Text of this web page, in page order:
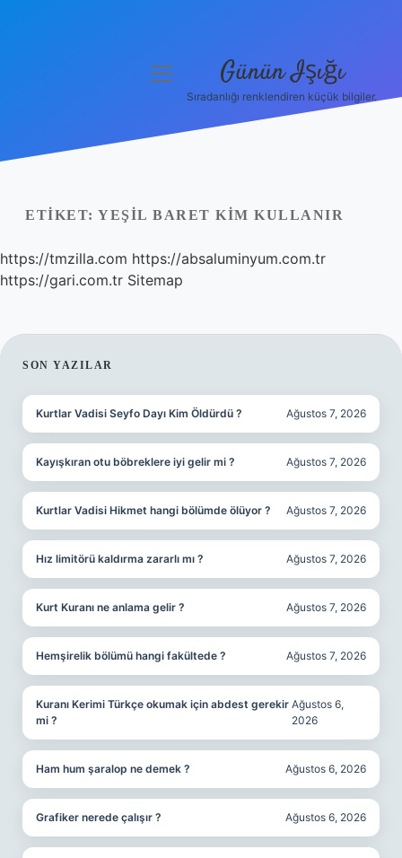
Yasal Uyarı
Hakkımızda
menüyü
Günün Işığı
Sıradanlığı renklendiren küçük bilgiler.
ETIKET: YEŞIL BARET KIM KULLANIR
https://tmzilla.com https://absaluminyum.com.tr
https://gari.com.tr Sitemap
SIDEBAR
SON YAZILAR
Kurtlar Vadisi Seyfo Dayı Kim Öldürdü ? Ağustos 7, 2026
Kayışkıran otu böbreklere iyi gelir mi ? Ağustos 7, 2026
Kurtlar Vadisi Hikmet hangi bölümde ölüyor ? Ağustos 7, 2026
Hız limitörü kaldırma zararlı mı ? Ağustos 7, 2026
Kurt Kuranı ne anlama gelir ? Ağustos 7, 2026
Hemşirelik bölümü hangi fakültede ? Ağustos 7, 2026
Kuranı Kerimi Türkçe okumak için abdest gerekir
mi ?
Ağustos 6,
2026
Ham hum şaralop ne demek ? Ağustos 6, 2026
Grafiker nerede çalışır ? Ağustos 6, 2026